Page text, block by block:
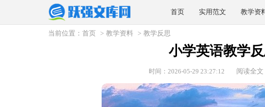
首页 实用范文 教学资
当前位置： 首页 > 教学资料 > 教学反思
小学英语教学
时间：2026-05-29 23:27:12 阅读全文